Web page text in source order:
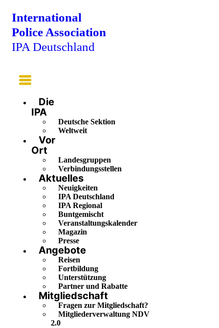
International
Police Association
IPA Deutschland
Main
Menu
Die
IPA
Deutsche Sektion
Weltweit
Vor
Ort
Landesgruppen
Verbindungsstellen
Aktuelles
Neuigkeiten
IPA Deutschland
IPA Regional
Buntgemischt
Veranstaltungskalender
Magazin
Presse
Angebote
Reisen
Fortbildung
Unterstützung
Partner und Rabatte
Mitgliedschaft
Fragen zur Mitgliedschaft?
Mitgliederverwaltung NDV
2.0